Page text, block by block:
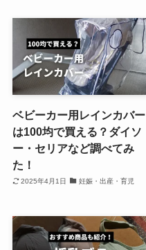
ベビーカー用レインカバー
は100均で買える？ダイソ
ー・セリアなど調べてみ
た！
2025年4月1日 妊娠・出産・育児